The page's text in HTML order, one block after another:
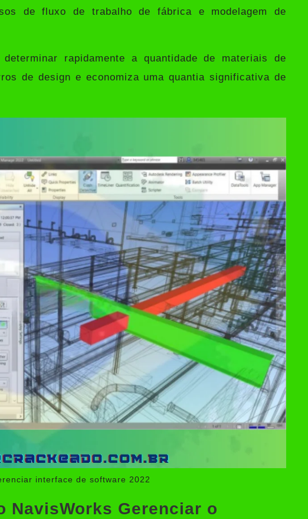
de fluxo de trabalho de fábrica e modelagem de
rapidamente a quantidade de materiais de
de design e economiza uma quantia significativa de
interface de software 2022
NavisWorks Gerenciar o